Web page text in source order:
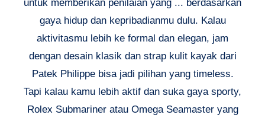
untuk memberikan penilaian yang ... berdasarkan
gaya hidup dan kepribadianmu dulu. Kalau
aktivitasmu lebih ke formal dan elegan, jam
dengan desain klasik dan strap kulit kayak dari
Patek Philippe bisa jadi pilihan yang timeless.
Tapi kalau kamu lebih aktif dan suka gaya sporty,
Rolex Submariner atau Omega Seamaster yang